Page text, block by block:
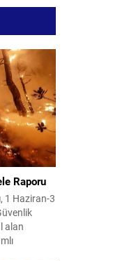
Raporu
1 Haziran-3
alan